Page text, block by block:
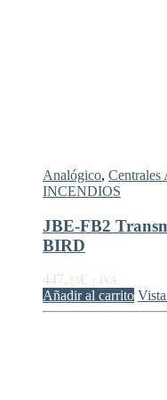
Analógico, Centrales
INCENDIOS
JBE-FB2
BIRD
447,33€ + IVA
Añadir al carrito